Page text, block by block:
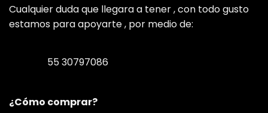
Cualquier duda que llegara a tener , con todo gusto
estamos para apoyarte , por medio de:
55 30797086
¿Cómo comprar?